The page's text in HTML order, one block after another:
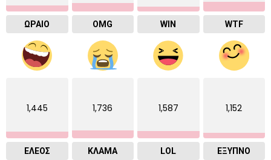
ΩΡΑΙΟ OMG WIN WTF
1,445
ΕΛΕΟΣ
1,736
ΚΛΑΜΑ
1,587
LOL
1,152
ΈΞΥΠΝΟ